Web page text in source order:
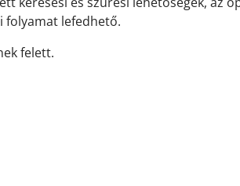
folyamat lefedhető.
felett.